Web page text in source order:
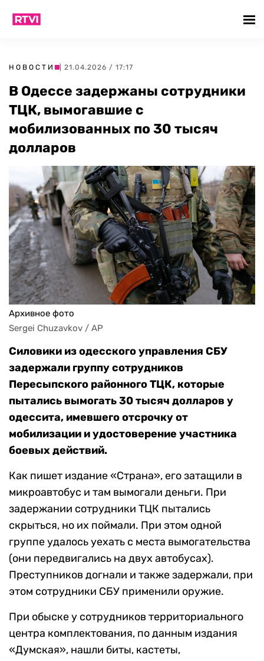
НОВОСТИ | 21.04.2026 / 17:17
В Одессе задержаны сотрудники
ТЦК, вымогавшие с
мобилизованных по 30 тысяч
долларов
Архивное фото
Sergei Chuzavkov / AP
Силовики из одесского управления СБУ
задержали группу сотрудников
Пересыпского районного ТЦК, которые
пытались вымогать 30 тысяч долларов у
одессита, имевшего отсрочку от
мобилизации и удостоверение участника
боевых действий.
Как пишет издание «Страна», его затащили в
микроавтобус и там вымогали деньги. При
задержании сотрудники ТЦК пытались
скрыться, но их поймали. При этом одной
группе удалось уехать с места вымогательства
(они передвигались на двух автобусах).
Преступников догнали и также задержали, при
этом сотрудники СБУ применили оружие.
При обыске у сотрудников территориального
центра комплектования, по данным издания
«Думская», нашли биты, кастеты,